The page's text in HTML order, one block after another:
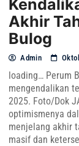
Akhir
Bulog
Admin
loading… Perum
mengendalikan
2025. Foto/Dok
optimismenya
menjelang akhir
masif dan